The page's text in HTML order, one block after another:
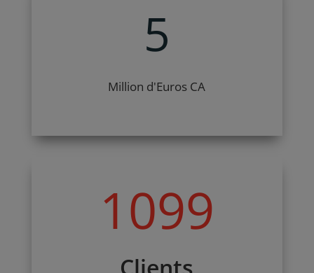
5
Million d'Euros CA
1099
Clients